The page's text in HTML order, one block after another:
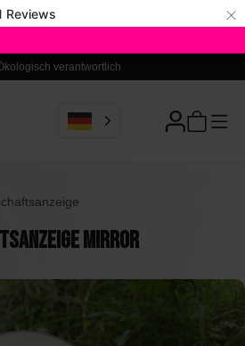
Reviews ×
verantwortlich
Mirror